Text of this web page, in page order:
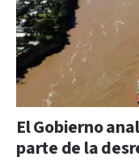
El Gobierno
parte de la